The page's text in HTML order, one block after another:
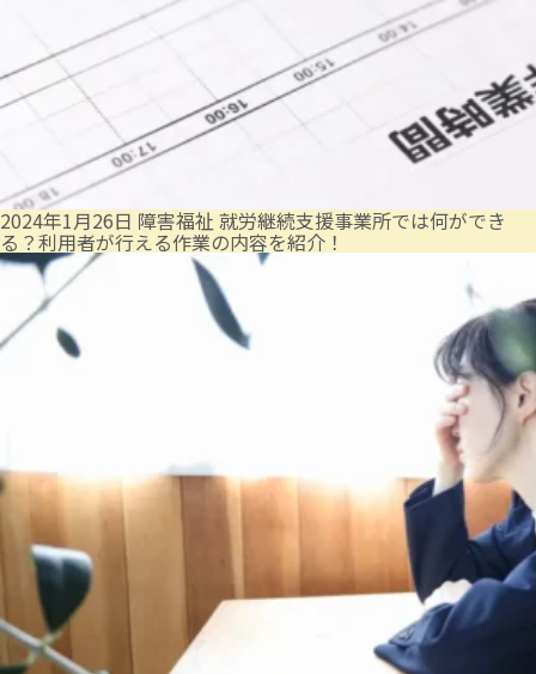
2024年1月26日 障害福祉 就労継続支援事業所では何ができ
る？利用者が行える作業の内容を紹介！